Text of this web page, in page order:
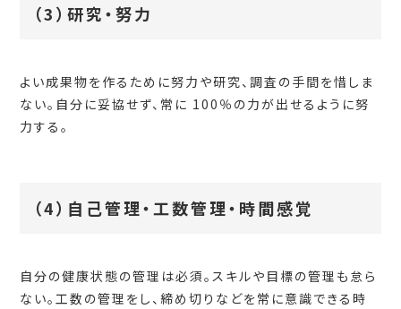
（3）研究・努力
よい成果物を作るために努力や研究、調査の手間を惜しま
ない。自分に妥協せず、常に 100％の力が出せるように努
力する。
（4）自己管理・工数管理・時間感覚
自分の健康状態の管理は必須。スキルや目標の管理も怠ら
ない。工数の管理をし、締め切りなどを常に意識できる時